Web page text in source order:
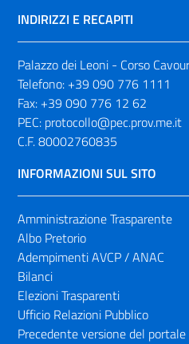
INDIRIZZI E RECAPITI
Palazzo dei Leoni - Corso
Telefono: +39 090 776 1111
Fax: +39 090 776 12 62
PEC: protocollo@pec.prov.me.it
C.F. 80002760835
INFORMAZIONI SUL SITO
Amministrazione Trasparente
Albo Pretorio
Adempimenti AVCP / ANAC
Bilanci
Elezioni Trasparenti
Ufficio Relazioni Pubblico
Precedente versione del portale